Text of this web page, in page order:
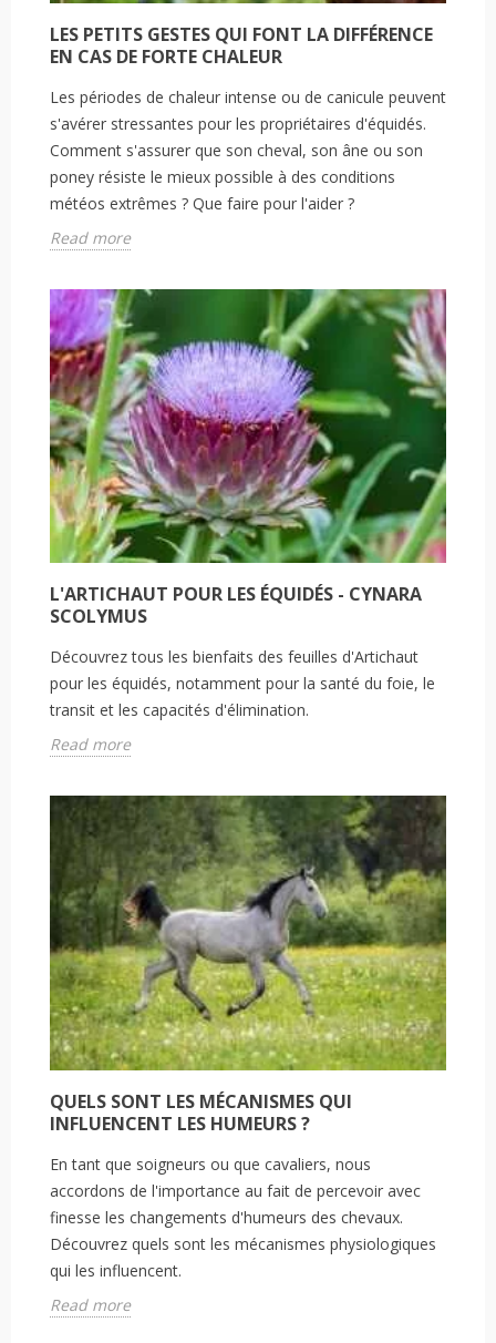
LES PETITS GESTES QUI FONT LA DIFFÉRENCE
EN CAS DE FORTE CHALEUR
Les périodes de chaleur intense ou de canicule peuvent
s'avérer stressantes pour les propriétaires d'équidés.
Comment s'assurer que son cheval, son âne ou son
poney résiste le mieux possible à des conditions
météos extrêmes ? Que faire pour l'aider ?
Read more
L'ARTICHAUT POUR LES ÉQUIDÉS - CYNARA
SCOLYMUS
Découvrez tous les bienfaits des feuilles d'Artichaut
pour les équidés, notamment pour la santé du foie, le
transit et les capacités d'élimination.
Read more
QUELS SONT LES MÉCANISMES QUI
INFLUENCENT LES HUMEURS ?
En tant que soigneurs ou que cavaliers, nous
accordons de l'importance au fait de percevoir avec
finesse les changements d'humeurs des chevaux.
Découvrez quels sont les mécanismes physiologiques
qui les influencent.
Read more